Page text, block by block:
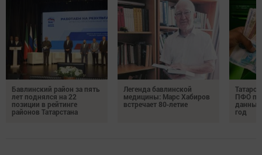
Бавлинский район за пять
лет поднялся на 22
позиции в рейтинге
районов Татарстана
Легенда бавлинской
медицины: Марс Хабиров
встречает 80‑летие
ПФО по
данные
год